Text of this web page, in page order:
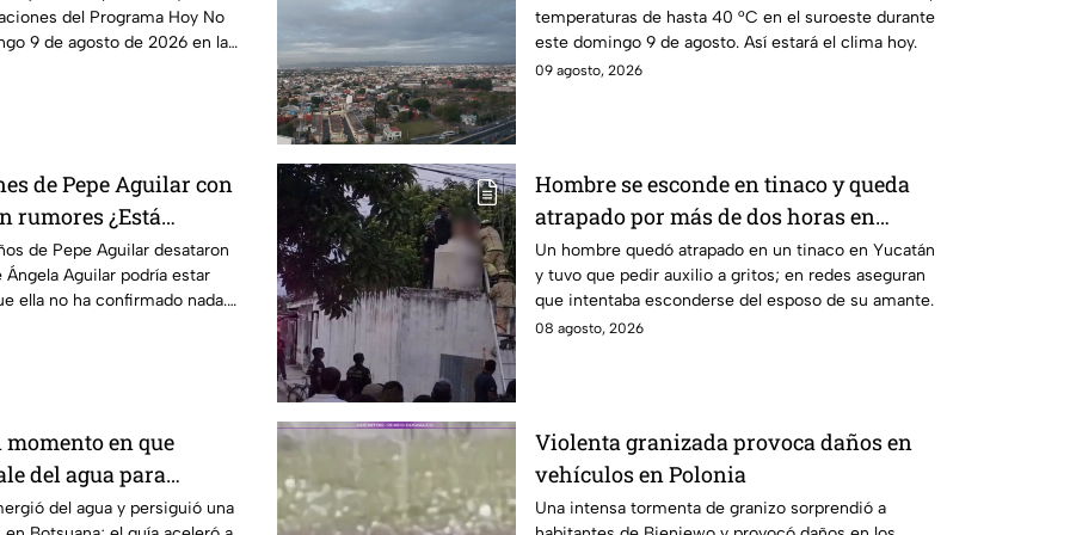
del Programa Hoy No
9 de agosto de 2026 en la
temperaturas de hasta 40 °C en el suroeste durante
este domingo 9 de agosto. Así estará el clima hoy.
09 agosto, 2026
de Pepe Aguilar con
rumores ¿Está
de Pepe Aguilar desataron
Aguilar podría estar
ella no ha confirmado nada.
Hombre se esconde en tinaco y queda
atrapado por más de dos horas en
Yucatán; así lo encontraron
Un hombre quedó atrapado en un tinaco en Yucatán
y tuvo que pedir auxilio a gritos; en redes aseguran
que intentaba esconderse del esposo de su amante.
08 agosto, 2026
momento en que
del agua para
en lancha
del agua y persiguió una
Violenta granizada provoca daños en
vehículos en Polonia
Una intensa tormenta de granizo sorprendió a